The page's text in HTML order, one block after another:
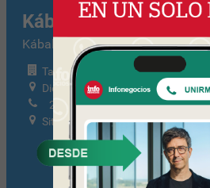
Kábala Diseño y
Kábala Diseño y Comunicación /
Tamaño: Mediana Tramo I
Diego Lamas 1373, entre Av
2707 5774 - 2709 6352
Sitio web